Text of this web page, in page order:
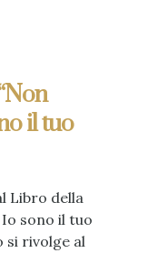
il tuo
Libro della
sono il tuo
si rivolge al